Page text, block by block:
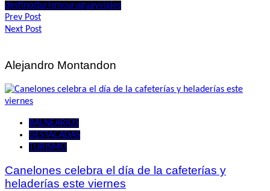
destinosturismouruguayviajes
Navegación
de
Prev Post
Next Post
Alejandro Montandon
BALNEARIOS
DESTACADAS
TURISMO
Canelones celebra el día de la cafeterías y
heladerías este viernes